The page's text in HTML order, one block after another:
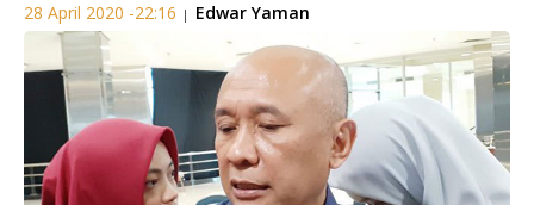
28 April 2020 -22:16 | Edwar Yaman